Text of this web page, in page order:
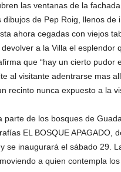
las ventanas de la
de Pep Roig, llenos
ahora cegadas con viejos
a la Villa el esplendor
que “hay un cierto pudor
al visitante adentrarse mas
recinto nunca expuesto a la
parte de los bosques de
EL BOSQUE APAGADO,
se inaugurará el sábado 29.
a quien contempla